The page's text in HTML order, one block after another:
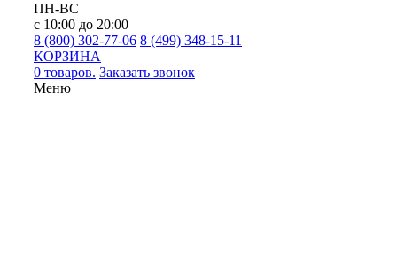
ПН-ВС
с 10:00 до 20:00
8 (800) 302-77-06 8 (499) 348-15-11
КОРЗИНА
0 товаров. Заказать звонок
Меню